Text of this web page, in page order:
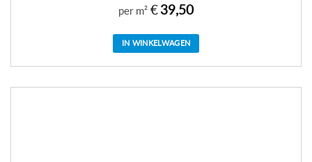
per m² €39,50
IN WINKELWAGEN